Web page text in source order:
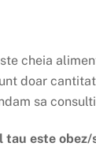
cheia
doar
sa
tau este